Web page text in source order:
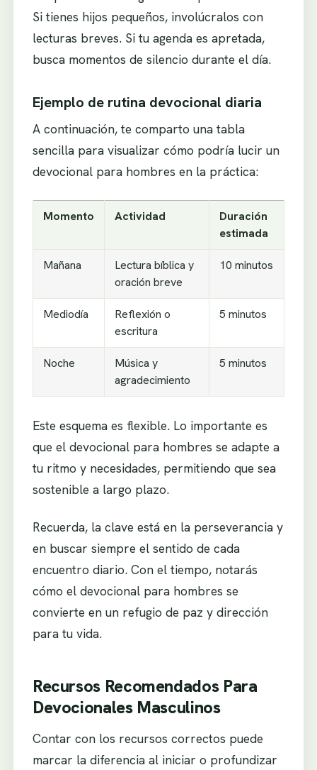
Si tienes hijos pequeños, involúcralos con
lecturas breves. Si tu agenda es apretada,
busca momentos de silencio durante el día.
Ejemplo de rutina devocional diaria
A continuación, te comparto una tabla
sencilla para visualizar cómo podría lucir un
devocional para hombres en la práctica:
Momento Actividad
Duración
estimada
Mañana
Lectura bíblica y
oración breve
10 minutos
Mediodía
Reflexión o
escritura
5 minutos
Noche
Música y
agradecimiento
5 minutos
Este esquema es flexible. Lo importante es
que el devocional para hombres se adapte a
tu ritmo y necesidades, permitiendo que sea
sostenible a largo plazo.
Recuerda, la clave está en la perseverancia y
en buscar siempre el sentido de cada
encuentro diario. Con el tiempo, notarás
cómo el devocional para hombres se
convierte en un refugio de paz y dirección
para tu vida.
Recursos Recomendados Para
Devocionales Masculinos
Contar con los recursos correctos puede
marcar la diferencia al iniciar o profundizar